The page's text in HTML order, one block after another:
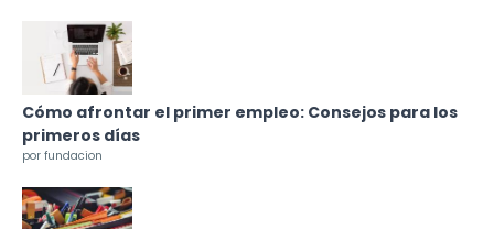
Cómo afrontar el primer empleo: Consejos para los
primeros días
por fundacion